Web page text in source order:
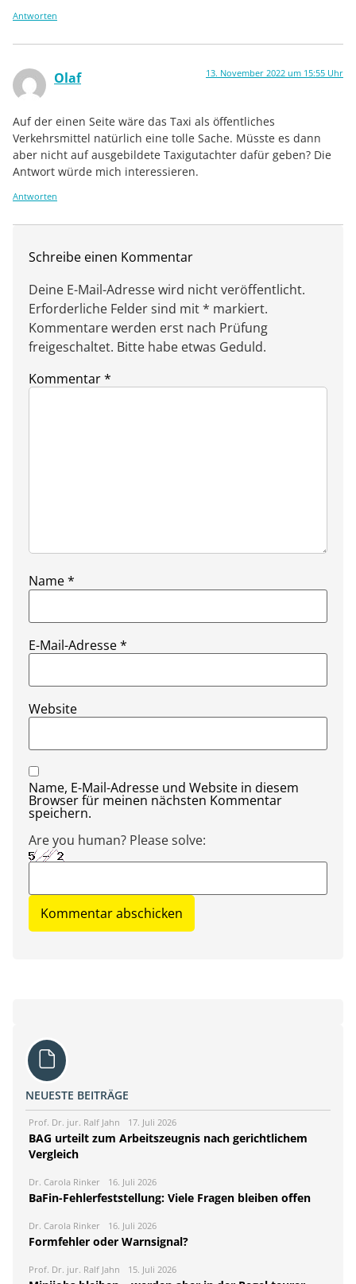
Antworten
Olaf 13. November 2022 um 15:55 Uhr
Auf der einen Seite wäre das Taxi als öffentliches
Verkehrsmittel natürlich eine tolle Sache. Müsste es dann
aber nicht auf ausgebildete Taxigutachter dafür geben? Die
Antwort würde mich interessieren.
Antworten
Schreibe einen Kommentar
Deine E-Mail-Adresse wird nicht veröffentlicht.
Erforderliche Felder sind mit * markiert.
Kommentare werden erst nach Prüfung
freigeschaltet. Bitte habe etwas Geduld.
Kommentar*
Name*
E-Mail-Adresse*
Website
Name, E-Mail-Adresse und Website in diesem
Browser für meinen nächsten Kommentar
speichern.
Are you human? Please solve:
NEUESTE BEITRÄGE
Prof. Dr. jur. Ralf Jahn 17. Juli 2026
BAG urteilt zum Arbeitszeugnis nach gerichtlichem
Vergleich
Dr. Carola Rinker 16. Juli 2026
BaFin-Fehlerfeststellung: Viele Fragen bleiben offen
Dr. Carola Rinker 16. Juli 2026
Formfehler oder Warnsignal?
Prof. Dr. jur. Ralf Jahn 15. Juli 2026